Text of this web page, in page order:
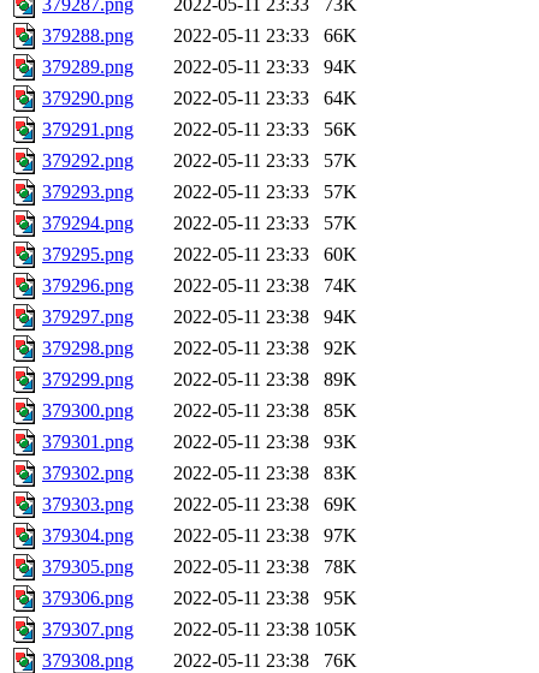
379287.png
2022-05-11 23:33
73K
379288.png
2022-05-11 23:33
66K
379289.png
2022-05-11 23:33
94K
379290.png
2022-05-11 23:33
64K
379291.png
2022-05-11 23:33
56K
379292.png
2022-05-11 23:33
57K
379293.png
2022-05-11 23:33
57K
379294.png
2022-05-11 23:33
57K
379295.png
2022-05-11 23:33
60K
379296.png
2022-05-11 23:38
74K
379297.png
2022-05-11 23:38
94K
379298.png
2022-05-11 23:38
92K
379299.png
2022-05-11 23:38
89K
379300.png
2022-05-11 23:38
85K
379301.png
2022-05-11 23:38
93K
379302.png
2022-05-11 23:38
83K
379303.png
2022-05-11 23:38
69K
379304.png
2022-05-11 23:38
97K
379305.png
2022-05-11 23:38
78K
379306.png
2022-05-11 23:38
95K
379307.png
2022-05-11 23:38 105K
379308.png
2022-05-11 23:38
76K